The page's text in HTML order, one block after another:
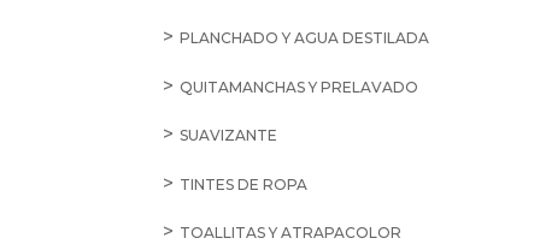
PLANCHADO Y AGUA DESTILADA
QUITAMANCHAS Y PRELAVADO
SUAVIZANTE
TINTES DE ROPA
TOALLITAS Y ATRAPACOLOR